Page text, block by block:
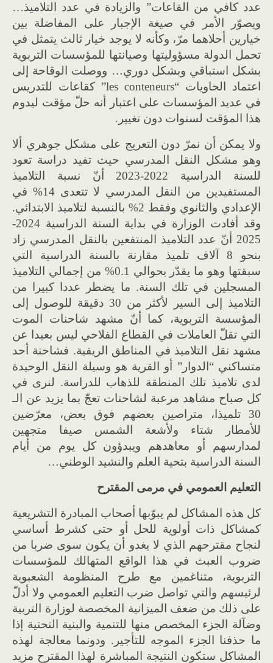
عدد كافي من القاعات” والزيادة في عدد التلاميذ…
ويصوّر الأمر في صيغة الإجبار على المفاضلة بين
خيارين أحلاهما مرّ، وكأنه لا يوجد خيار ثالث يتمثل في
تحمل الدولة مسؤوليتها وصيانتها للمؤسسات التربوية
بشكل استباقي وبشكل دوري… ووصلت الوقاحة إلى
اعتماد الحاويات “les conteneurs” كقاعات للتدريس
في عديد المؤسسات على اعتبار أنه حلّ مؤقت ليدوم
هذا المؤقت لسنوات دون تغيير.
ولا يمكن أن نمرّ دون التعريج على مشكل جوهري ألا
وهو مشكل النقل المدرسي حيث تفيد دراسة تعود
للسنة الدراسية 2022-2023 أنّ نسبة التلاميذ
المستفيدين من النقل المدرسي لا تتعدى 14% في
الإعدادي والثانوي وفقط 2% بالنسبة لتلاميذ الابتدائي.
وقد أفادت الوزارة في بداية السنة الدراسية 2024-
2025 أنّ عدد التلاميذ المنتفعين بالنقل المدرسي زاد
بنحو 8 آلاف تلميذ مقارنة بالسنة الدراسية التي
سبقتها وهو ما يقدّر بحوالي 0.1% من إجمالي التلاميذ
المسجلين في تلك السنة. ما يضطر عددا كبيرا من
التلاميذ إلى السير لأكثر من 30 دقيقة للوصول إلى
المؤسسة التربوية، كما أنّ مشهد شاحنات الموت
التي تقلّ العاملات في القطاع الفلاحي ليس بعيدا عن
مشهد نقل التلاميذ في المناطق الريفية. فشاحنة أحد
متساكني “الدوار” أو القرية هو وسيلة النقل الوحيدة
لدى تلاميذ تلك المنطقة للذهاب للدراسة. لنرى في
كل صباح مشاهد مرعبة لشاحنات تعجّ بما يزيد عن الـ
30 تلميذا، متراصين بعضهم فوق بعض، معرّضين
للأمطار شتاء ولأشعة الشمس صيفا متجهين
لمدارسهم أو معاهدهم ويبدؤون كل يوم من أيام
السنة الدراسية بتحية العلم والنشيد الوطني…
التعليم العمومي في مرمى المقترح
كل هذه المشاكل لم يبوّبها أصحاب المبادرة التشريعية
كمشاكل ذات أولوية للحل أو حتى كشرط أساسي
لنجاح مقترحهم الذي لا يغدو أن يكون سوى ضربا من
ضروب العبث في هذا الواقع المتهالك للمؤسسات
التربوية، متناغمين مع طرح المنظومة الشعبوية
لرئيسهم والتي تواصل ضرب التعليم العمومي ولا أدلّ
على ذلك من ضعف الميزانية المخصصة لوزارة التربية
وضآلة الجزء المخصص منها للتنمية والبنية التحتية إذا
ما حذفنا الجزء الموجه للتأجير. ودونما معالجة لهذه
المشاكل ستكون النتيجة المباشرة لهذا المقترح مزيد